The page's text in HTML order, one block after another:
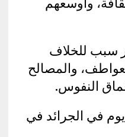
سبب للخلاف
والمصالح
النفوس.
في الجرائد في